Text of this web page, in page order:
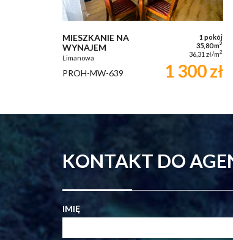
MIESZKANIE NA
WYNAJEM
Limanowa
1 pokój
35,80 m2
36,31 zł/m2
PROH-MW-639 1 300 zł
KONTAKT DO
IMIĘ